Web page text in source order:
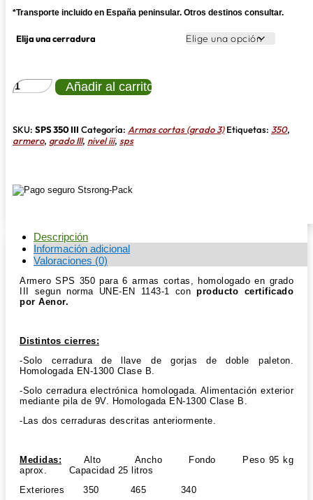
983,13 €
*Transporte incluido en España peninsular. Otros destinos consultar.
Elija una cerradura
ARMERO
SPS
III
PARA
cantidad
Añadir al carrito
SKU: SPS 350 III Categoría: Armas cortas (grado 3) Etiquetas: 350,
armero, grado III, nivel iii, sps
Descripción
Información adicional
Valoraciones (0)
Armero SPS 350 para 6 armas cortas, homologado en grado
III segun norma UNE-EN 1143-1 conproducto certificado
por Aenor.
Distintos cierres:
-Solo cerradura de llave de gorjas de doble paleton.
Homologada EN-1300 Clase B.
-Solo cerradura electrónica homologada. Alimentación exterior
mediante pila de 9V. Homologada EN-1300 Clase B.
-Las dos cerraduras descritas anteriormente.
Medidas: Alto Ancho Fondo Peso 95 kg
aprox. Capacidad 25 litros
Exteriores 350 465 340